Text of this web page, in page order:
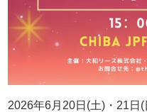
2026年6月20日(土)・21日